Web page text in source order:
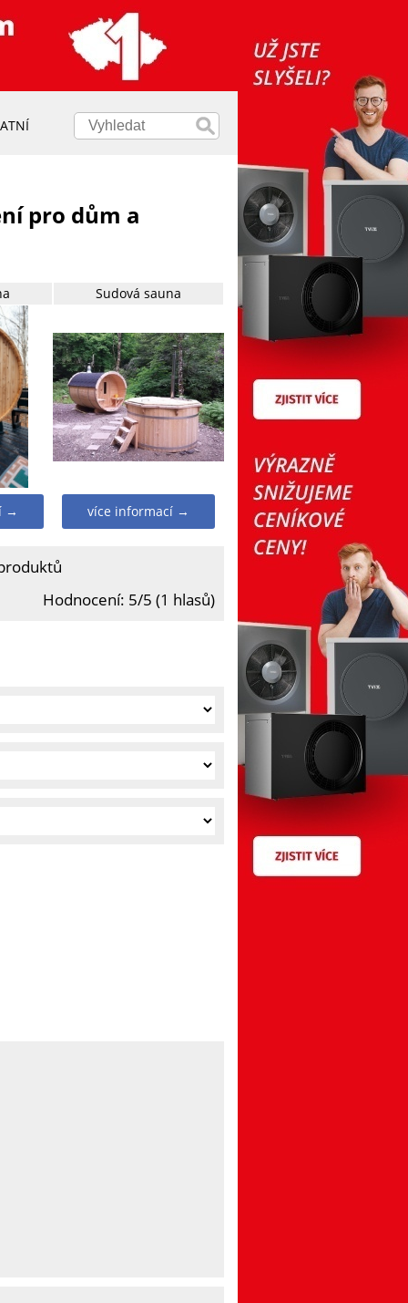
pro dům a
→
Sudová sauna
více informací →
Hodnocení: 5/5 (1 hlasů)